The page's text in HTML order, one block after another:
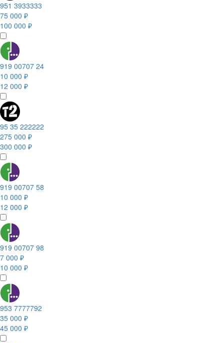
951 3933333
75 000 ₽
100 000 ₽
919 00707 24
10 000 ₽
12 000 ₽
95 35 222222
275 000 ₽
300 000 ₽
919 00707 58
10 000 ₽
12 000 ₽
919 00707 98
7 000 ₽
10 000 ₽
953 7777792
35 000 ₽
45 000 ₽